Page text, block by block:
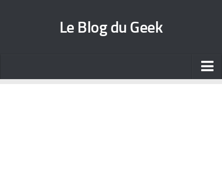
Le Blog du Geek